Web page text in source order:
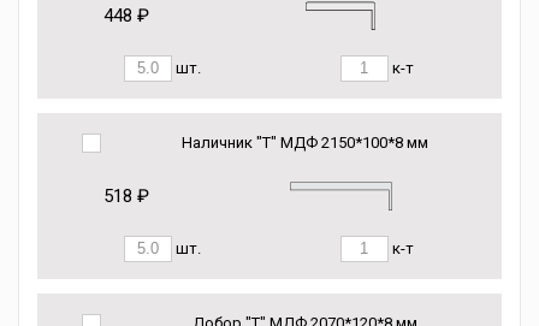
448 ₽
шт. к-т
Наличник "Т" МДФ 2150*100*8 мм
518 ₽
шт. к-т